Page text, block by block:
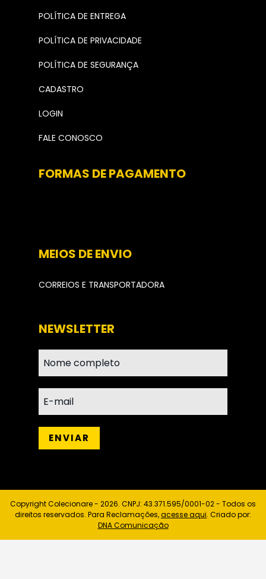
POLÍTICA DE ENTREGA
POLÍTICA DE PRIVACIDADE
POLÍTICA DE SEGURANÇA
CADASTRO
LOGIN
FALE CONOSCO
FORMAS DE PAGAMENTO
NEWSLETTER
Copyright Colecionare - 2026. CNPJ: 43.371.595/0001-02 - Todos os
direitos reservados. Para Reclamações,acesse aqui
DNA Comunicação